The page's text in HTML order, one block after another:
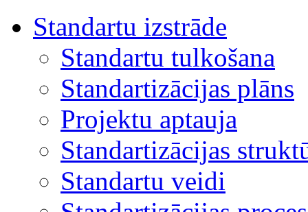
Standartu izstrāde
Standartu tulkošana
Standartizācijas plāns
Projektu aptauja
Standartizācijas
Standartu veidi